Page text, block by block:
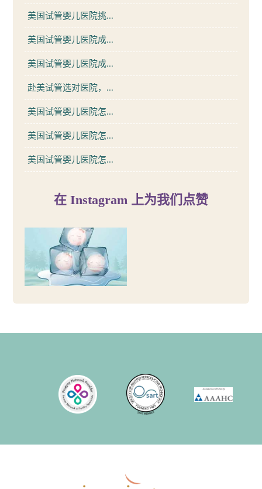
美国试管婴儿医院挑...
美国试管婴儿医院成...
美国试管婴儿医院成...
赴美试管选对医院，...
美国试管婴儿医院怎...
美国试管婴儿医院怎...
美国试管婴儿医院怎...
在 Instagram 上为我们点赞